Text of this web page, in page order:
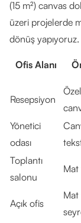
(15 m²) canvas
üzeri projelerde
dönüş
Ofis Alanı
Resepsiyon
Yönetici
odası
Toplantı
salonu
Mat
Açık ofis
Mat